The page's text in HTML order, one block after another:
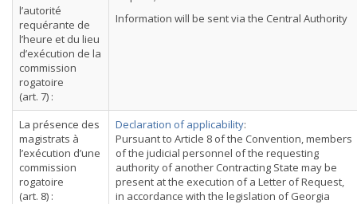
l’autorité
requérante de
l’heure et du lieu
d’exécution de la
commission
rogatoire
(art. 7) :
Information will be sent via the Central Authority
La présence des
magistrats à
l’exécution d’une
commission
rogatoire
(art. 8) :
Declaration of applicability:
Pursuant to Article 8 of the Convention, members
of the judicial personnel of the requesting
authority of another Contracting State may be
present at the execution of a Letter of Request,
in accordance with the legislation of Georgia